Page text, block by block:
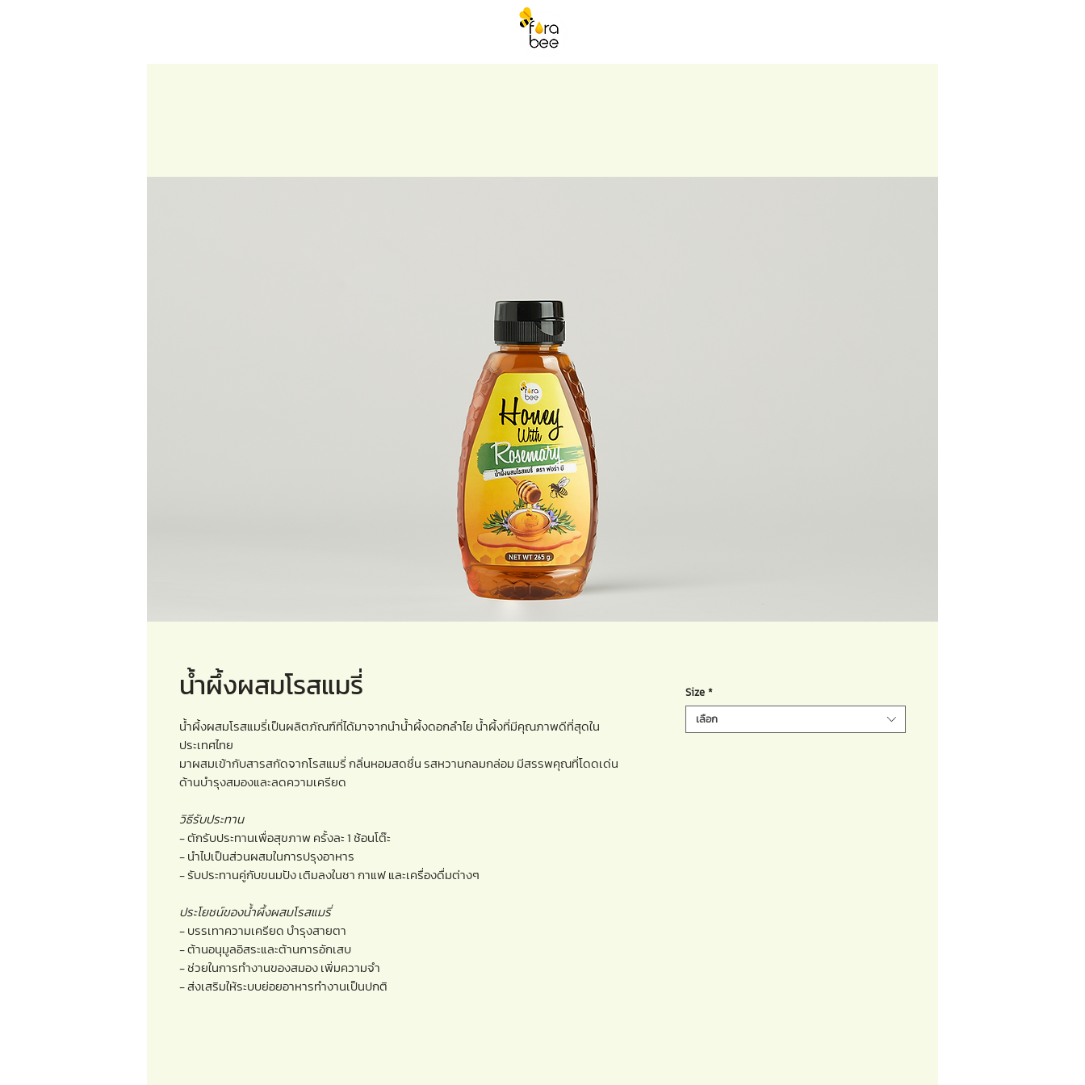
น้ำผึ้งผสมโรสแมรี่
น้ำผึ้งผสมโรสแมรี่เป็นผลิตภัณฑ์ที่ได้มาจากนำน้ำผึ้งดอกลำไย น้ำผึ้งที่มีคุณภาพดีที่สุดใน
ประเทศไทย
มาผสมเข้ากับสารสกัดจากโรสแมรี่ กลิ่นหอมสดชื่น รสหวานกลมกล่อม มีสรรพคุณที่โดดเด่น
ด้านบำรุงสมองและลดความเครียด
วิธีรับประทาน
- ตักรับประทานเพื่อสุขภาพ ครั้งละ 1 ช้อนโต๊ะ
- นำไปเป็นส่วนผสมในการปรุงอาหาร
- รับประทานคู่กับขนมปัง เติมลงในชา กาแฟ และเครื่องดื่มต่างๆ
ประโยชน์ของน้ำผึ้งผสมโรสแมรี่
- บรรเทาความเครียด บำรุงสายตา
- ต้านอนุมูลอิสระและต้านการอักเสบ
- ช่วยในการทำงานของสมอง เพิ่มความจำ
- ส่งเสริมให้ระบบย่อยอาหารทำงานเป็นปกติ
Size *
เลือก